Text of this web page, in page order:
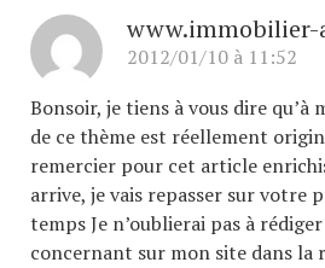
www.immobilier-
2012/01/10 à 11:52
Bonsoir, je tiens à vous dire qu’à
de ce thème est réellement
remercier pour cet article
arrive, je vais repasser sur votre
temps Je n’oublierai pas à
concernant sur mon site dans la